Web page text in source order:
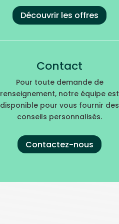
Découvrir les offres
Contact
Pour toute demande de
renseignement, notre équipe est
disponible pour vous fournir des
conseils personnalisés.
Contactez-nous